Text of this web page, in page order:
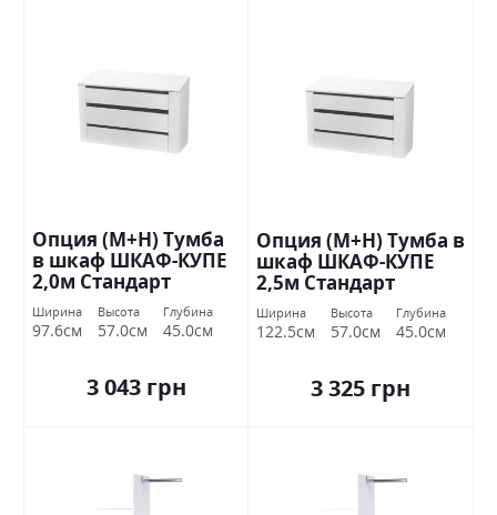
Опция (М+Н) Тумба
в шкаф ШКАФ-КУПЕ
2,0м Стандарт
Ширина
97.6см
Высота
57.0см
Глубина
45.0см
3 043 грн
Опция (М+Н) Тумба в
шкаф ШКАФ-КУПЕ
2,5м Стандарт
Ширина
122.5см
Высота
57.0см
Глубина
45.0см
3 325 грн